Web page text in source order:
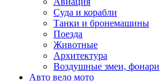
Суда и корабли
Танки и бронемашины
Поезда
Животные
Архитектура
Воздушные змеи, фонари
Авто вело мото